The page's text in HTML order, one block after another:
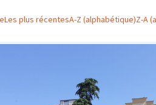
Les plus récentesA-Z (alphabétique)Z-A